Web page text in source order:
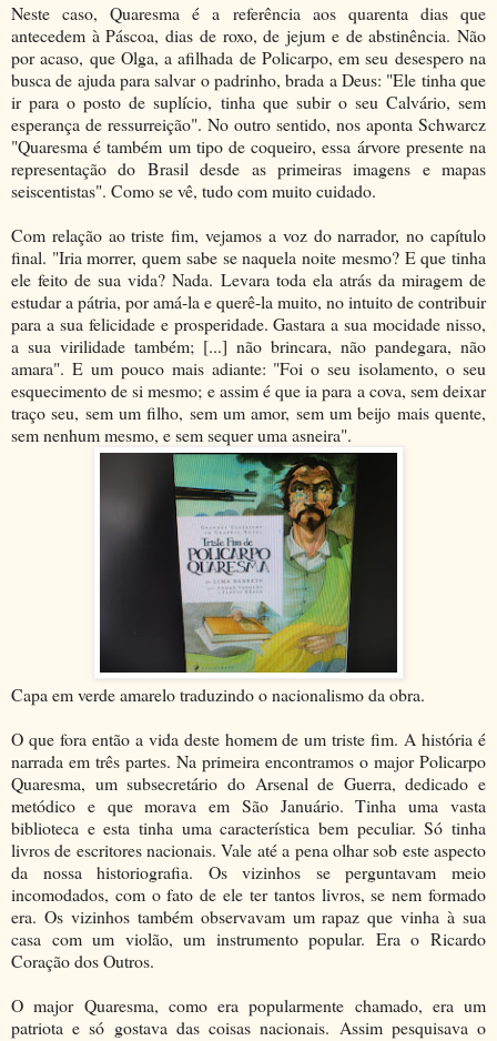
Neste caso, Quaresma é a referência aos quarenta dias que
antecedem à Páscoa, dias de roxo, de jejum e de abstinência. Não
por acaso, que Olga, a afilhada de Policarpo, em seu desespero na
busca de ajuda para salvar o padrinho, brada a Deus: "Ele tinha que
ir para o posto de suplício, tinha que subir o seu Calvário, sem
esperança de ressurreição". No outro sentido, nos aponta Schwarcz
"Quaresma é também um tipo de coqueiro, essa árvore presente na
representação do Brasil desde as primeiras imagens e mapas
seiscentistas". Como se vê, tudo com muito cuidado.
Com relação ao triste fim, vejamos a voz do narrador, no capítulo
final. "Iria morrer, quem sabe se naquela noite mesmo? E que tinha
ele feito de sua vida? Nada. Levara toda ela atrás da miragem de
estudar a pátria, por amá-la e querê-la muito, no intuito de contribuir
para a sua felicidade e prosperidade. Gastara a sua mocidade nisso,
a sua virilidade também; [...] não brincara, não pandegara, não
amara". E um pouco mais adiante: "Foi o seu isolamento, o seu
esquecimento de si mesmo; e assim é que ia para a cova, sem deixar
traço seu, sem um filho, sem um amor, sem um beijo mais quente,
sem nenhum mesmo, e sem sequer uma asneira".
Capa em verde amarelo traduzindo o nacionalismo da obra.
O que fora então a vida deste homem de um triste fim. A história é
narrada em três partes. Na primeira encontramos o major Policarpo
Quaresma, um subsecretário do Arsenal de Guerra, dedicado e
metódico e que morava em São Januário. Tinha uma vasta
biblioteca e esta tinha uma característica bem peculiar. Só tinha
livros de escritores nacionais. Vale até a pena olhar sob este aspecto
da nossa historiografia. Os vizinhos se perguntavam meio
incomodados, com o fato de ele ter tantos livros, se nem formado
era. Os vizinhos também observavam um rapaz que vinha à sua
casa com um violão, um instrumento popular. Era o Ricardo
Coração dos Outros.
O major Quaresma, como era popularmente chamado, era um
patriota e só gostava das coisas nacionais. Assim pesquisava o